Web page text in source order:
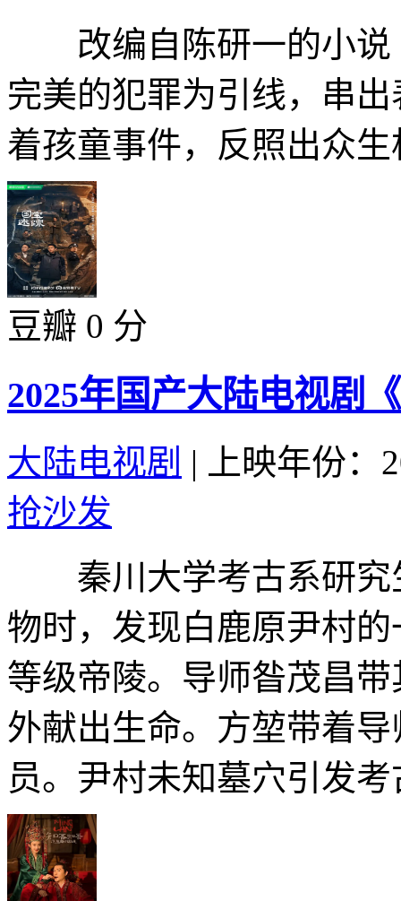
改编自陈研一的小说
完美的犯罪为引线，串
着孩童事件，反照出众
豆瓣 0 分
2025年国产大陆电视剧
大陆电视剧 |
上映年份：
抢沙发
秦川大学考古系研究
物时，发现白鹿原尹村
等级帝陵。导师昝茂昌
外献出生命。方堃带着
员。尹村未知墓穴引发